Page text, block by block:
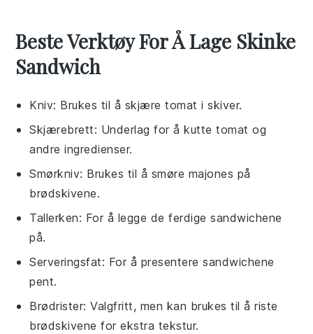
Beste Verktøy For Å Lage Skinke
Sandwich
Kniv: Brukes til å skjære tomat i skiver.
Skjærebrett: Underlag for å kutte tomat og
andre ingredienser.
Smørkniv: Brukes til å smøre majones på
brødskivene.
Tallerken: For å legge de ferdige sandwichene
på.
Serveringsfat: For å presentere sandwichene
pent.
Brødrister: Valgfritt, men kan brukes til å riste
brødskivene for ekstra tekstur.